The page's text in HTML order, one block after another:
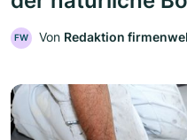
FW Von Redaktion